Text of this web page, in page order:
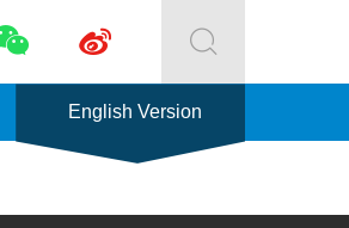


English Version